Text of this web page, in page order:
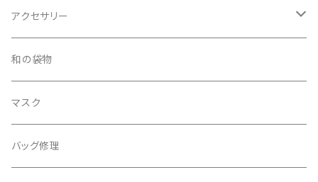
アクセサリー
ピアス
イヤリング
和の袋物
マスク
バッグ修理